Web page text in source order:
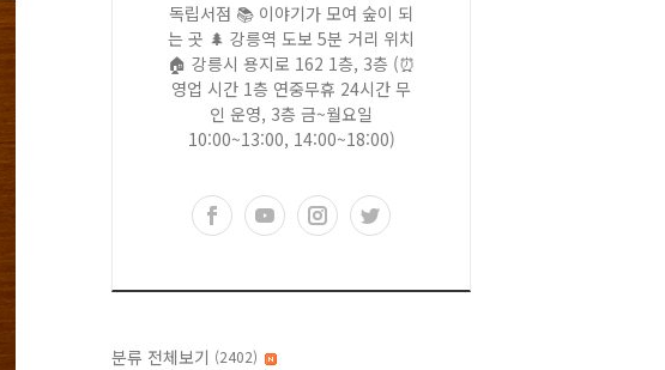
독립서점 📚 이야기가 모여 숲이 되
는 곳 🌲 강릉역 도보 5분 거리 위치
🏠 강릉시 용지로 162 1층, 3층 (⏰
영업 시간 1층 연중무휴 24시간 무
인 운영, 3층 금~월요일
10:00~13:00, 14:00~18:00)
분류 전체보기 (2402)